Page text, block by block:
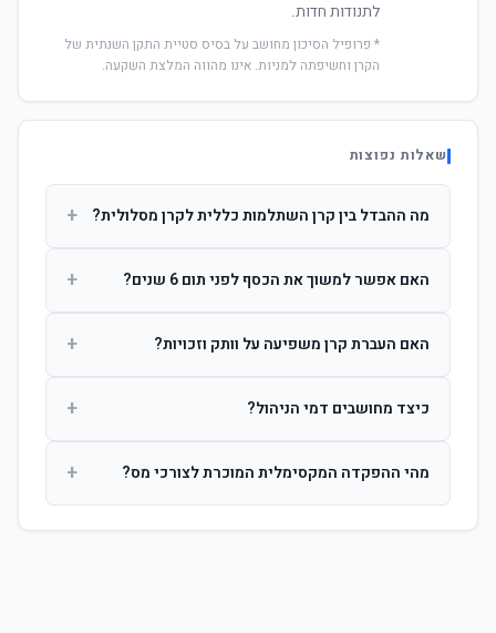
לתנודות חדות.
* פרופיל הסיכון מחושב על בסיס סטיית התקן השנתית של
הקרן וחשיפתה למניות. אינו מהווה המלצת השקעה.
שאלות נפוצות
מה ההבדל בין קרן השתלמות כללית לקרן מסלולית? +
ההשקעות. קרן מסלולית עוקבת אחרי מדד ספציפי ומאפשרת
האם אפשר למשוך את הכסף לפני תום 6 שנים? +
הרווחים. לאחר 6 שנים ניתן למשוך פטור ממס עד לתקרה
האם העברת קרן משפיעה על וותק וזכויות? +
החברות. הוותק ממשיך להיספר מיום ההפקדה הראשונה.
כיצד מחושבים דמי הניהול? +
ומתן על שיעורם בעת הצטרפות.
מהי ההפקדה המקסימלית המוכרת לצורכי מס? +